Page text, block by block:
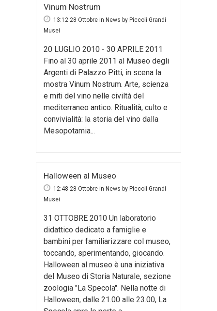
Vinum Nostrum
13:12 28 Ottobre in News by Piccoli Grandi
Musei
20 LUGLIO 2010 - 30 APRILE 2011
Fino al 30 aprile 2011 al Museo degli
Argenti di Palazzo Pitti, in scena la
mostra Vinum Nostrum. Arte, scienza
e miti del vino nelle civiltà del
mediterraneo antico. Ritualità, culto e
convivialità: la storia del vino dalla
Mesopotamia...
Halloween al Museo
12:48 28 Ottobre in News by Piccoli Grandi
Musei
31 OTTOBRE 2010 Un laboratorio
didattico dedicato a famiglie e
bambini per familiarizzare col museo,
toccando, sperimentando, giocando.
Halloween al museo è una iniziativa
del Museo di Storia Naturale, sezione
zoologia "La Specola". Nella notte di
Halloween, dalle 21.00 alle 23.00, La